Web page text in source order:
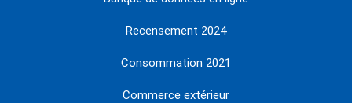
Recensement 2024
Consommation 2021
Commerce extérieur